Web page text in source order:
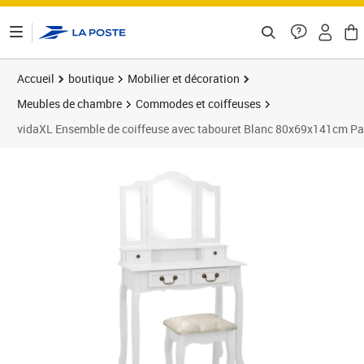
Accueil boutique
Mobilier et décoration
Meubles de chambre
Commodes et coiffeuses
vidaXL Ensemble de coiffeuse avec tabouret Blanc 80x69x141cm